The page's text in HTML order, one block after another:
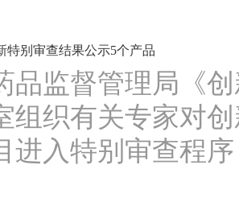
特别审查结果公示5个产品
品监督管理局《
组织有关专家对
进入特别审查程